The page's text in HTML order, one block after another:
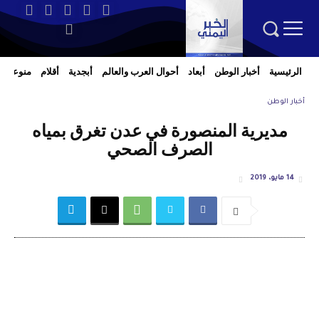
الرئيسية أخبار الوطن أبعاد أحوال العرب والعالم أبجدية أقلام منوعات
أخبار الوطن
مديرية المنصورة في عدن تغرق بمياه
الصرف الصحي
14 مايو، 2019